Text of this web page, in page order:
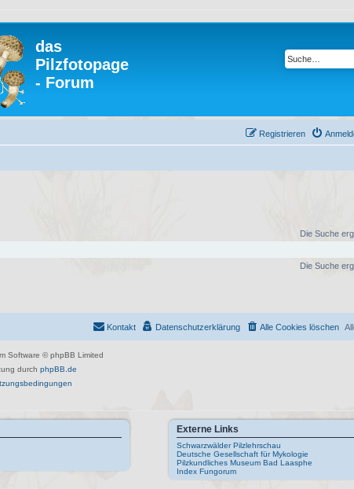
das
Pilzfotopage
- Forum
Registrieren
Die Suche
Die Suche
Alle Cookies löschen
Datenschutzerklärung
Kontakt
Software © phpBB Limited
durch phpBB.de
Externe Links
Schwarzwälder Pilzlehrschau
Deutsche Gesellschaft für Mykologie
Pilzkundliches Museum Bad Laasphe
Index Fungorum